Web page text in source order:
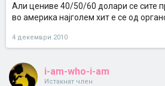
Aли цениве 40/50/60 долари се сите
во америка најголем хит е се од
4 декември 2010
i-am-who-i-am
Истакнат член